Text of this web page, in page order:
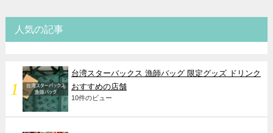
人気の記事
台湾スターバックス 漁師バッグ 限定グッズ ドリンク
おすすめの店舗
10件のビュー